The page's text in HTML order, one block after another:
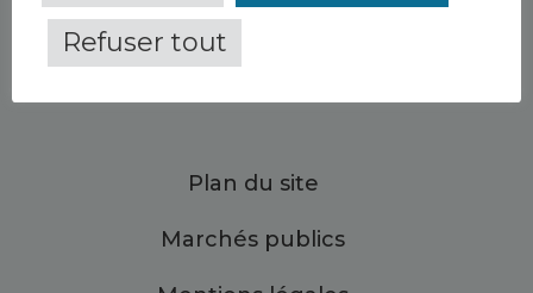
Plan du site
Marchés publics
Refuser tout